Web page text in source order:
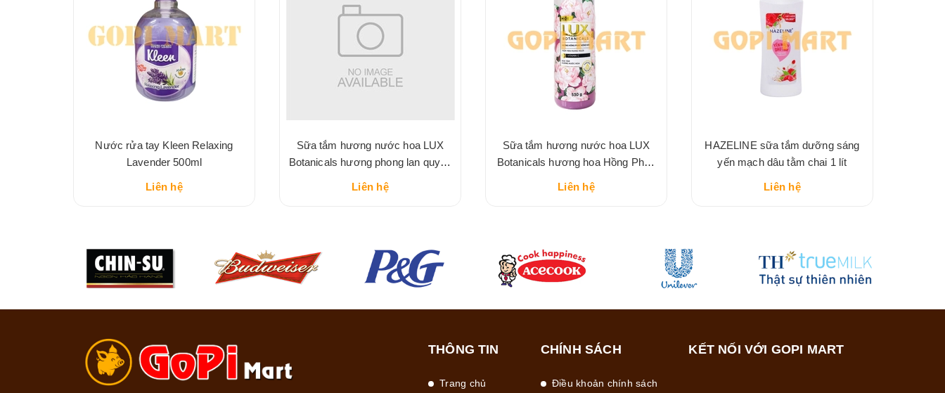
Nước rửa tay Kleen Relaxing
Lavender 500ml
Liên hệ
Sữa tắm hương nước hoa LUX
Botanicals hương phong lan quyến
Liên hệ
Sữa tắm hương nước hoa LUX
Botanicals hương hoa Hồng Pháp
Liên hệ
HAZELINE sữa tắm dưỡng sáng
yến mạch dâu tằm chai 1 lít
Liên hệ
THÔNG TIN
Trang chủ
CHÍNH SÁCH
Điều khoản chính sách
KẾT NỐI VỚI GOPI MART